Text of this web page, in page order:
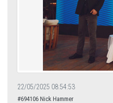
22/05/2025 08:54:53
#694106 Nick Hammer